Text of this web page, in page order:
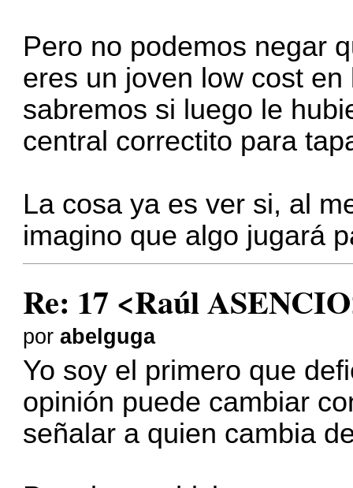
Pero no podemos negar
eres un joven low cost
sabremos si luego le
central correctito para
La cosa ya es ver si, al
imagino que algo jugará
Re: 17 <Raúl
porabelguga
Yo soy el primero que
opinión puede cambiar
señalar a quien cambia